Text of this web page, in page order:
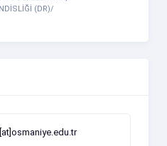
(DR)/